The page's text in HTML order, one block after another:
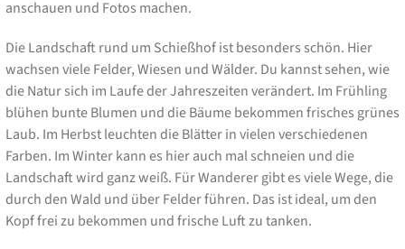
anschauen und Fotos machen.
Die Landschaft rund um Schießhof ist besonders schön. Hier
wachsen viele Felder, Wiesen und Wälder. Du kannst sehen, wie
die Natur sich im Laufe der Jahreszeiten verändert. Im Frühling
blühen bunte Blumen und die Bäume bekommen frisches grünes
Laub. Im Herbst leuchten die Blätter in vielen verschiedenen
Farben. Im Winter kann es hier auch mal schneien und die
Landschaft wird ganz weiß. Für Wanderer gibt es viele Wege, die
durch den Wald und über Felder führen. Das ist ideal, um den
Kopf frei zu bekommen und frische Luft zu tanken.